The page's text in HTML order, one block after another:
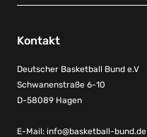
Kontakt
Deutscher Basketball Bund e.V
Schwanenstraße 6-10
D-58089 Hagen
E-Mail: info@basketball-bund.de